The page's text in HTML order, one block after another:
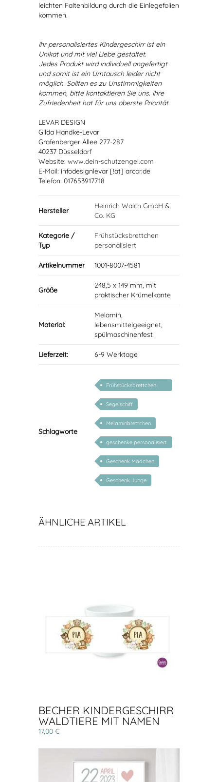
leichten Faltenbildung durch die Einlegefolien
kommen.
Ihr personalisiertes Kindergeschirr ist ein
Unikat und mit viel Liebe gestaltet.
Jedes Produkt wird individuell angefertigt
und somit ist ein Umtausch leider nicht
möglich. Sollten es zu Unstimmigkeiten
kommen, bitte kontaktieren Sie uns. Ihre
Zufriedenheit hat für uns oberste Priorität.
LEVAR DESIGN
Gilda Handke-Levar
Grafenberger Allee 277-287
40237 Düsseldorf
Website: www.dein-schutzengel.com
E-Mail: infodesignlevar [!at] arcor.de
Telefon: 017653917718
Hersteller
Heinrich Walch GmbH &
Co. KG
Kategorie /
Typ
Frühstücksbrettchen
personalisiert
Artikelnummer 1001-8007-4581
Größe
248,5 x 149 mm, mit
praktischer Krümelkante
Material:
Melamin,
lebensmittelgeeignet,
spülmaschinenfest
Lieferzeit: 6-9 Werktage
Schlagworte
Frühstücksbrettchen
personalisiert
Segelschiff
Melaminbrettchen
geschenke personalisiert
kinder
Geschenk Mädchen
Geschenk Junge
ÄHNLICHE ARTIKEL
BECHER KINDERGESCHIRR
WALDTIERE MIT NAMEN
17,00 €